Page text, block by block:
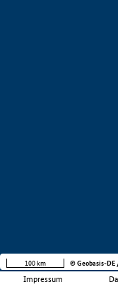
Impressum
100 km © Geobasis-DE